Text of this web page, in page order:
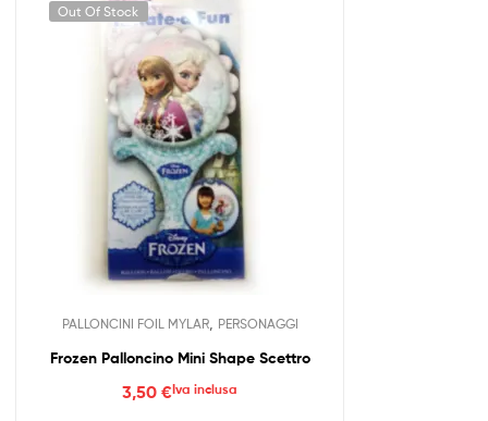
Out Of Stock
PALLONCINI FOIL MYLAR, PERSONAGGI
Frozen Palloncino Mini Shape Scettro
3,50 €Iva inclusa